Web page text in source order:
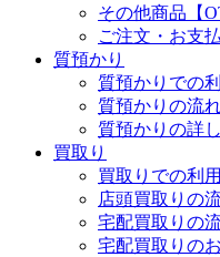
その他商品【
ご注文・お支
質預かり
質預かりでの
質預かりの流
質預かりの詳
買取り
買取りでの利用
店頭買取りの
宅配買取りの
宅配買取りの